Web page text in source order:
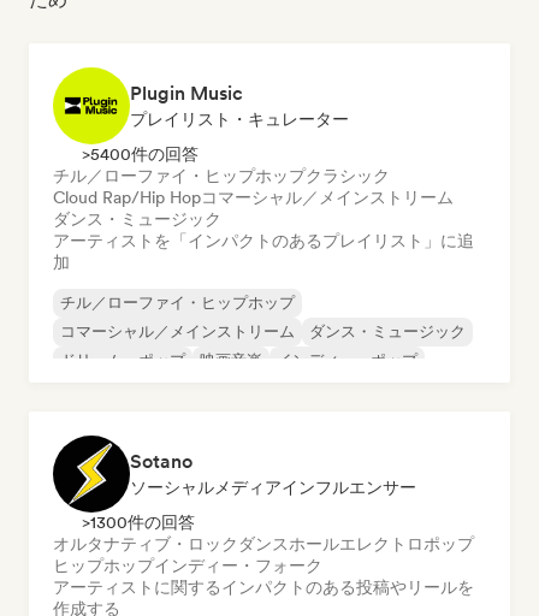
Plugin Music
プレイリスト・キュレーター
>5400件の回答
チル／ローファイ・ヒップホップクラシック
Cloud Rap/Hip Hopコマーシャル／メインストリーム
ダンス・ミュージック
アーティストを「インパクトのあるプレイリスト」に追
加
チル／ローファイ・ヒップホップ
コマーシャル／メインストリーム
ダンス・ミュージック
ドリーム・ポップ
映画音楽
インディー・ポップ
Sotano
ソーシャルメディアインフルエンサー
>1300件の回答
オルタナティブ・ロック ダンスホールエレクトロポップ
ヒップホップインディー・フォーク
アーティストに関するインパクトのある投稿やリールを
作成する